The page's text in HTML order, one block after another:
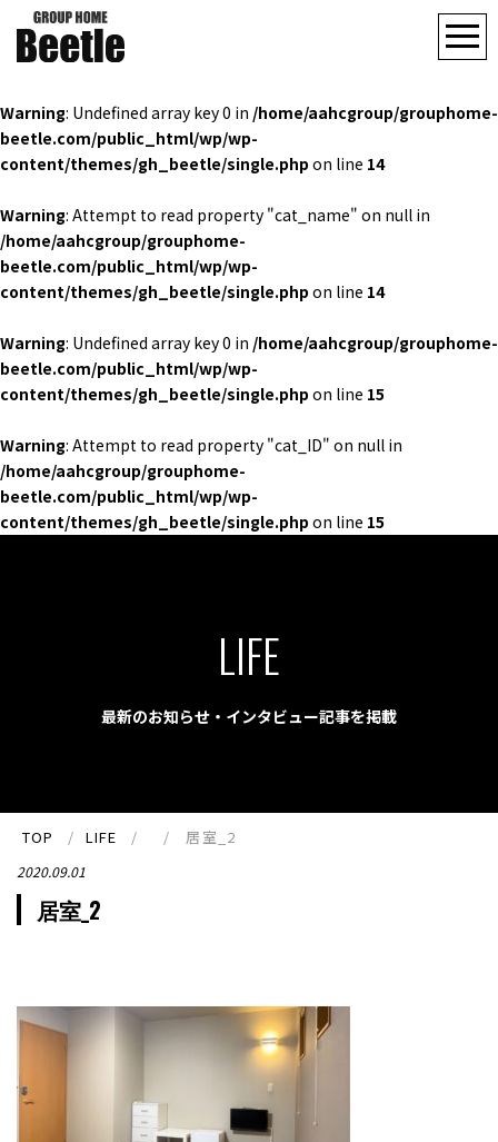
Warning: Undefined array key 0 in /home/aahcgroup/grouphome-
beetle.com/public_html/wp/wp-
content/themes/gh_beetle/single.php on line 14
Warning: Attempt to read property "cat_name" on null in
/home/aahcgroup/grouphome-
beetle.com/public_html/wp/wp-
content/themes/gh_beetle/single.php on line 14
Warning: Undefined array key 0 in /home/aahcgroup/grouphome-
beetle.com/public_html/wp/wp-
content/themes/gh_beetle/single.php on line 15
Warning: Attempt to read property "cat_ID" on null in
/home/aahcgroup/grouphome-
beetle.com/public_html/wp/wp-
content/themes/gh_beetle/single.php on line 15
LIFE
最新のお知らせ・インタビュー記事を掲載
TOP LIFE 居室_2
2020.09.01
居室_2